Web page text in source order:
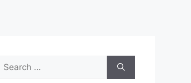
Search
for: